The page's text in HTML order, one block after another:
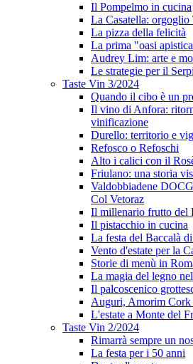
Il Pompelmo in cucina
La Casatella: orgoglio
La pizza della felicità
La prima "oasi
Audrey Lim: arte e
Le strategie per il
Taste Vin 3/2024
Quando il cibo è un
Il vino di Anfora:
vinificazione
Durello: territorio e
Refosco o Refoschi
Alto i calici con il
Friulano: una storia
Valdobbiadene
Col Vetoraz
Il millenario frutto del
Il pistacchio in cucina
La festa del Baccalà
Vento d'estate per la
Storie di menù in
La magia del legno
Il palcoscenico
Auguri, Amorim Cork
L'estate a Monte del
Taste Vin 2/2024
Rimarrà sempre un
La festa per i 50 anni